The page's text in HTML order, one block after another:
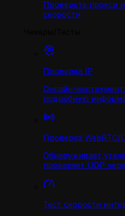
Проверьте прокси
скорости
Проверка IP
Онлайн-
подробную
Проверка WebRTC/
Обнаруживает
проверяет UDP
Тест скорости